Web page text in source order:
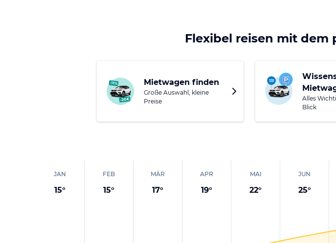
Flexibel reisen mit dem
Mietwagen finden
Große Auswahl, kleine
Preise
Alles
Blick
JAN
15°
FEB
15°
MÄR
17°
APR
19°
MAI
22°
JUN
25°